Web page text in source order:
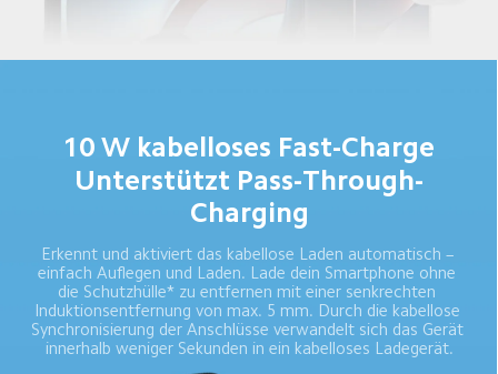
10 W kabelloses Fast-Charge
Unterstützt Pass-Through-
Charging
Erkennt und aktiviert das kabellose Laden automatisch –
einfach Auflegen und Laden. Lade dein Smartphone ohne
die Schutzhülle* zu entfernen mit einer senkrechten
Induktionsentfernung von max. 5 mm. Durch die kabellose
Synchronisierung der Anschlüsse verwandelt sich das Gerät
innerhalb weniger Sekunden in ein kabelloses Ladegerät.